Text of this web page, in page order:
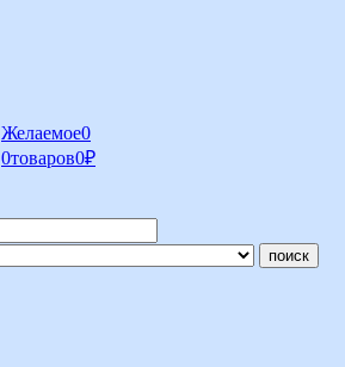
Желаемое0
0товаров0₽